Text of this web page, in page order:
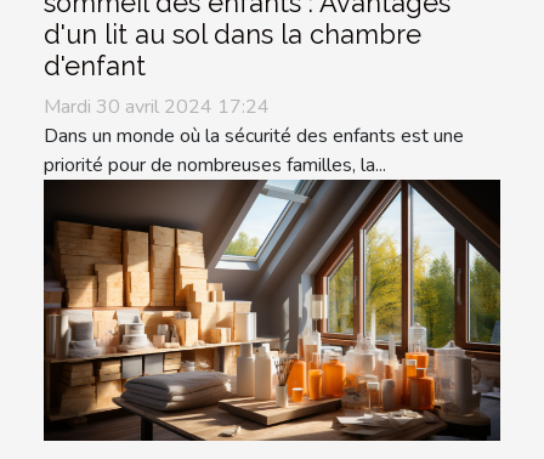
d'un lit au sol dans la chambre
d'enfant
Mardi 30 avril 2024 17:24
Dans un monde où la sécurité des enfants est une
priorité pour de nombreuses familles, la...